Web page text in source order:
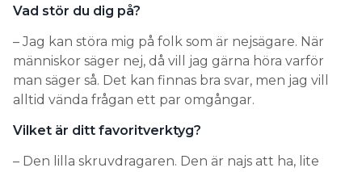
Vad stör du dig på?
– Jag kan störa mig på folk som är nejsägare. När
människor säger nej, då vill jag gärna höra varför
man säger så. Det kan finnas bra svar, men jag vill
alltid vända frågan ett par omgångar.
Vilket är ditt favoritverktyg?
– Den lilla skruvdragaren. Den är najs att ha, lite